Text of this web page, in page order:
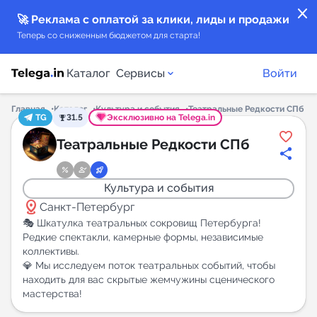
close
🚀 Реклама с оплатой за клики, лиды и продажи
Теперь со сниженным бюджетом для старта!
Каталог Сервисы
Каталог каналов
Каталог ботов
Горящие предложения
Индекс читаемости каналов в Telegram
Аналитика MAX каналов
New
Войти
Главная Каталог Культура и события
Театральные Редкости СПб
TG
31.5 Эксклюзивно на Telega.in
Театральные Редкости СПб
Культура и события
distance Санкт-Петербург
🎭 Шкатулка театральных сокровищ Петербурга!
Редкие спектакли, камерные формы, независимые
коллективы.
💎 Мы исследуем поток театральных событий, чтобы
находить для вас скрытые жемчужины сценического
мастерства!